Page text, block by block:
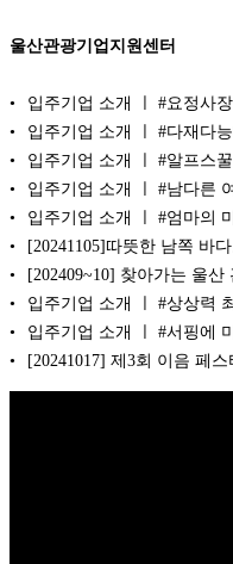
울산관광기업지원센터
입주기업 소개 ㅣ #요정사
입주기업 소개 ㅣ #다재다
입주기업 소개 ㅣ #알프스
입주기업 소개 ㅣ #남다른
입주기업 소개 ㅣ #엄마의
[20241105]따뜻한 남쪽 바
[202409~10] 찾아가는 울
입주기업 소개 ㅣ #상상력
입주기업 소개 ㅣ #서핑에
[20241017] 제3회 이음 페